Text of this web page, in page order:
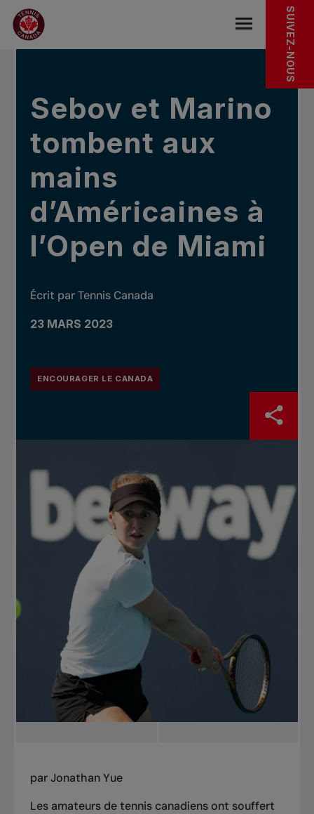
Sauter au menu principal
Sauter au contenu principal
Sauter au pied de page
DANS LES NOUVELLES SUIVEZ-NOUS
Sebov et Marino
tombent aux
mains
d’Américaines à
l’Open de Miami
Écrit par Tennis Canada
23 MARS 2023
ENCOURAGER LE CANADA
par Jonathan Yue
Les amateurs de tennis canadiens ont souffert